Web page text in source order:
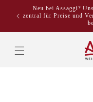
Inhalt
Neu bei Assaggi?
zentral für Preise und